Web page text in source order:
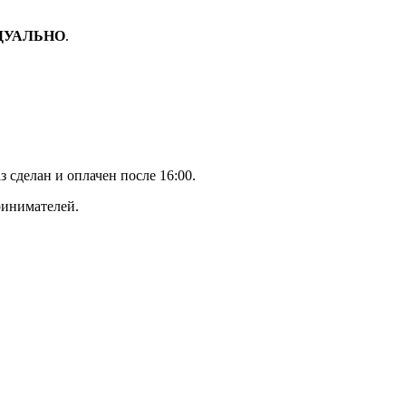
.
сделан и оплачен после 16:00.